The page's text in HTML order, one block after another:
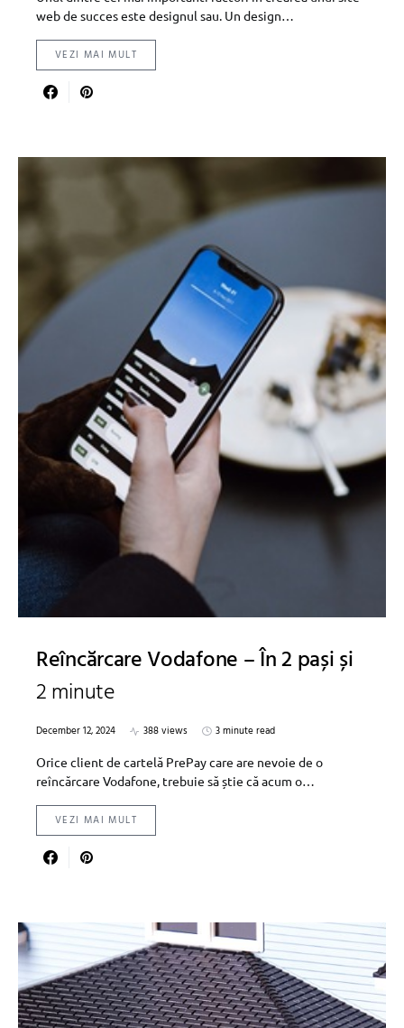
web de succes este designul sau. Un design…
VEZI MAI MULT
Reîncărcare Vodafone – În 2 pași și
2 minute
December 12, 2024 388 views
3 minute read
Orice client de cartelă PrePay care are nevoie de o
reîncărcare Vodafone, trebuie să știe că acum o…
VEZI MAI MULT